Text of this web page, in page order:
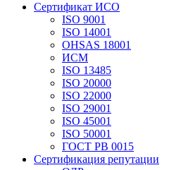
Сертификат ИСО
ISO 9001
ISO 14001
OHSAS 18001
ИСМ
ISO 13485
ISO 20000
ISO 22000
ISO 29001
ISO 45001
ISO 50001
ГОСТ РВ 0015
Сертификация репутации